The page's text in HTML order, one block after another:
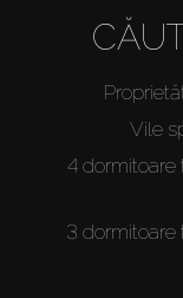
Vile
4
3